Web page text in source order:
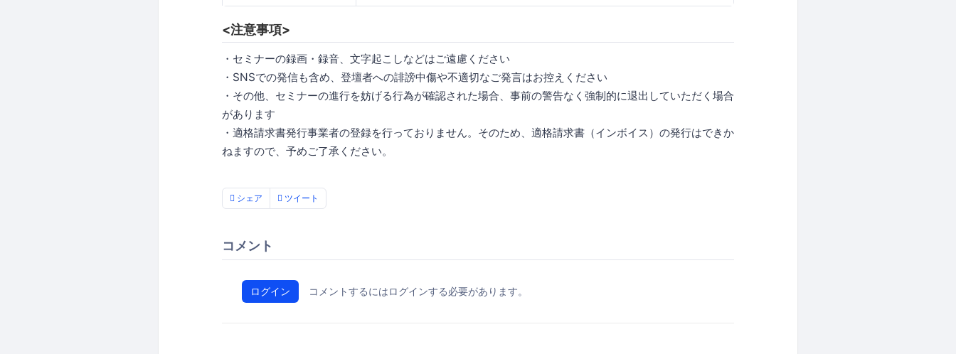
<注意事項>
・セミナーの録画・録音、文字起こしなどはご遠慮ください
・SNSでの発信も含め、登壇者への誹謗中傷や不適切なご発言はお控えください
・その他、セミナーの進行を妨げる行為が確認された場合、事前の警告なく強制的に退出していただく場合
があります
・適格請求書発行事業者の登録を行っておりません。そのため、適格請求書（インボイス）の発行はできか
ねますので、予めご了承ください。
シェア ツイート
コメント
ログイン コメントするにはログインする必要があります。